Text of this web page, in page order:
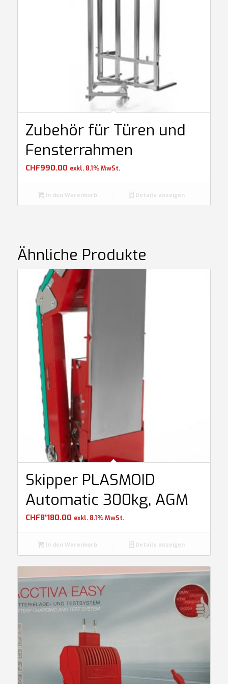
Zubehör für Türen und
Fensterrahmen
CHF990.00 exkl. 8.1% MwSt.
In den Warenkorb Details anzeigen
Ähnliche Produkte
Skipper PLASMOID
Automatic 300kg, AGM
CHF8'180.00 exkl. 8.1% MwSt.
In den Warenkorb Details anzeigen